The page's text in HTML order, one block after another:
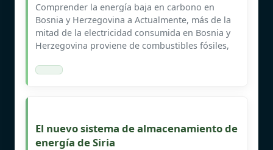
Comprender la energía baja en carbono en
Bosnia y Herzegovina a Actualmente, más de la
mitad de la electricidad consumida en Bosnia y
Herzegovina proviene de combustibles fósiles,
El nuevo sistema de almacenamiento de
energía de Siria